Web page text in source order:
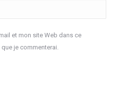
et mon site Web dans ce
je commenterai.